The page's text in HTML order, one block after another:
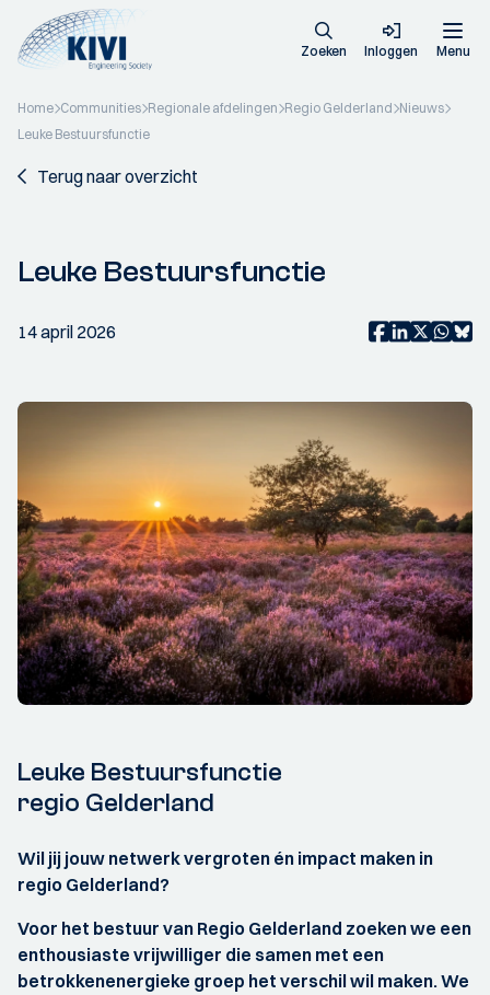
Zoeken Inloggen Menu
Home Communities Regionale afdelingen Regio Gelderland Nieuws
Leuke Bestuursfunctie
Terug naar overzicht
Leuke Bestuursfunctie
14 april 2026
Leuke Bestuursfunctie
regio Gelderland
Wil jij jouw netwerk vergroten én impact maken in
regio Gelderland?
Voor het bestuur van Regio Gelderland zoeken we een
enthousiaste vrijwilliger die samen met een
betrokkenenergieke groep het verschil wil maken. We